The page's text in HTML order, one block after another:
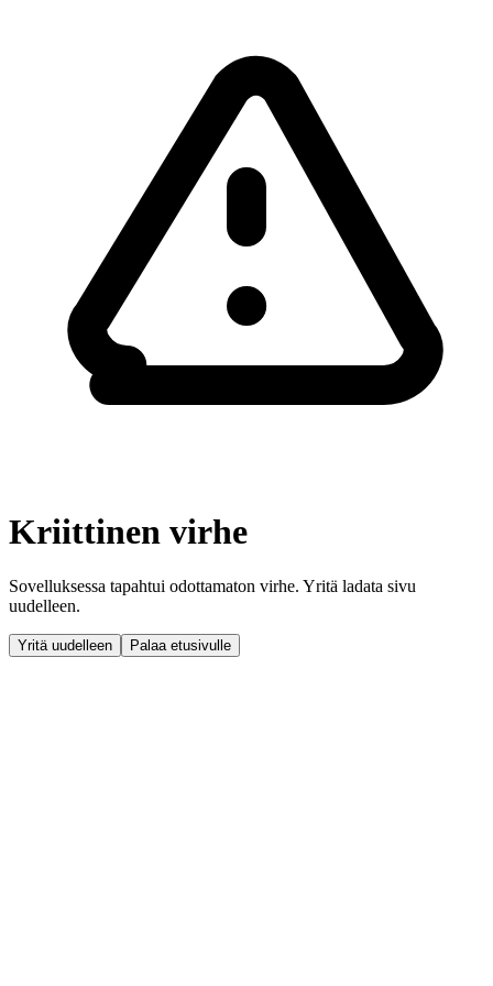
Kriittinen virhe
Sovelluksessa tapahtui odottamaton virhe. Yritä ladata sivu
uudelleen.
Yritä uudelleen Palaa etusivulle